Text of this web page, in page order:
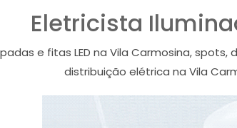
Eletricista
e fitas LED na Vila Carmosina,
distribuição elétrica na Vila